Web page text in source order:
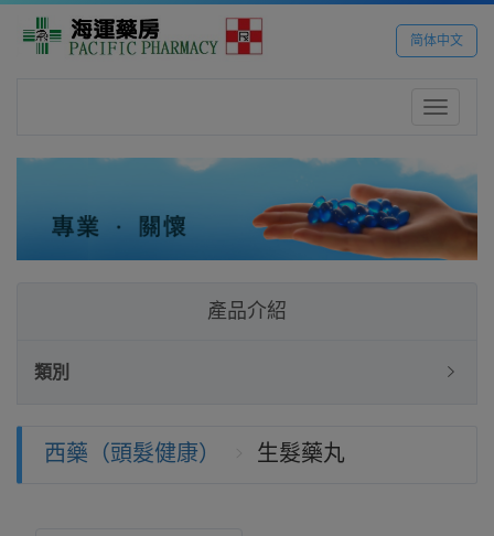
简体中文
Toggle
產品介紹
類別
西藥（頭髮健康） 生髮藥丸